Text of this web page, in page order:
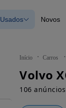
Novos
Usados Novos
Início Carros
Volvo
106 anúncios